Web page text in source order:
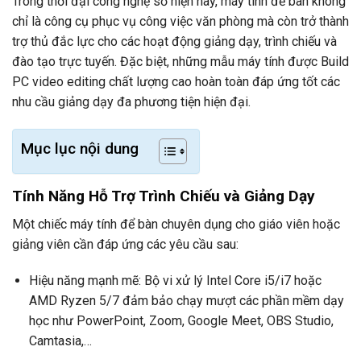
chỉ là công cụ phục vụ công việc văn phòng mà còn trở thành
trợ thủ đắc lực cho các hoạt động giảng dạy, trình chiếu và
đào tạo trực tuyến. Đặc biệt, những mẫu máy tính được Build
PC video editing chất lượng cao hoàn toàn đáp ứng tốt các
nhu cầu giảng dạy đa phương tiện hiện đại.
Mục lục nội dung
Tính Năng Hỗ Trợ Trình Chiếu và Giảng Dạy
Một chiếc máy tính để bàn chuyên dụng cho giáo viên hoặc
giảng viên cần đáp ứng các yêu cầu sau:
Hiệu năng mạnh mẽ: Bộ vi xử lý Intel Core i5/i7 hoặc
AMD Ryzen 5/7 đảm bảo chạy mượt các phần mềm dạy
học như PowerPoint, Zoom, Google Meet, OBS Studio,
Camtasia,…